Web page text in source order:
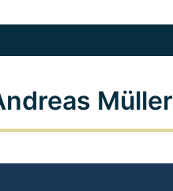
Müller